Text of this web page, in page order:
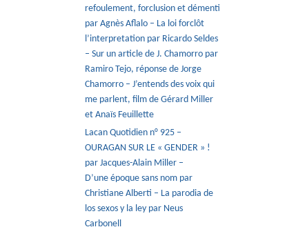
refoulement, forclusion et démenti
par Agnès Aflalo – La loi forclôt
l’interpretation par Ricardo Seldes
– Sur un article de J. Chamorro par
Ramiro Tejo, réponse de Jorge
Chamorro – J’entends des voix qui
me parlent, film de Gérard Miller
et Anaïs Feuillette
Lacan Quotidien n° 925 –
OURAGAN SUR LE « GENDER » !
par Jacques-Alain Miller –
D’une époque sans nom par
Christiane Alberti – La parodia de
los sexos y la ley par Neus
Carbonell